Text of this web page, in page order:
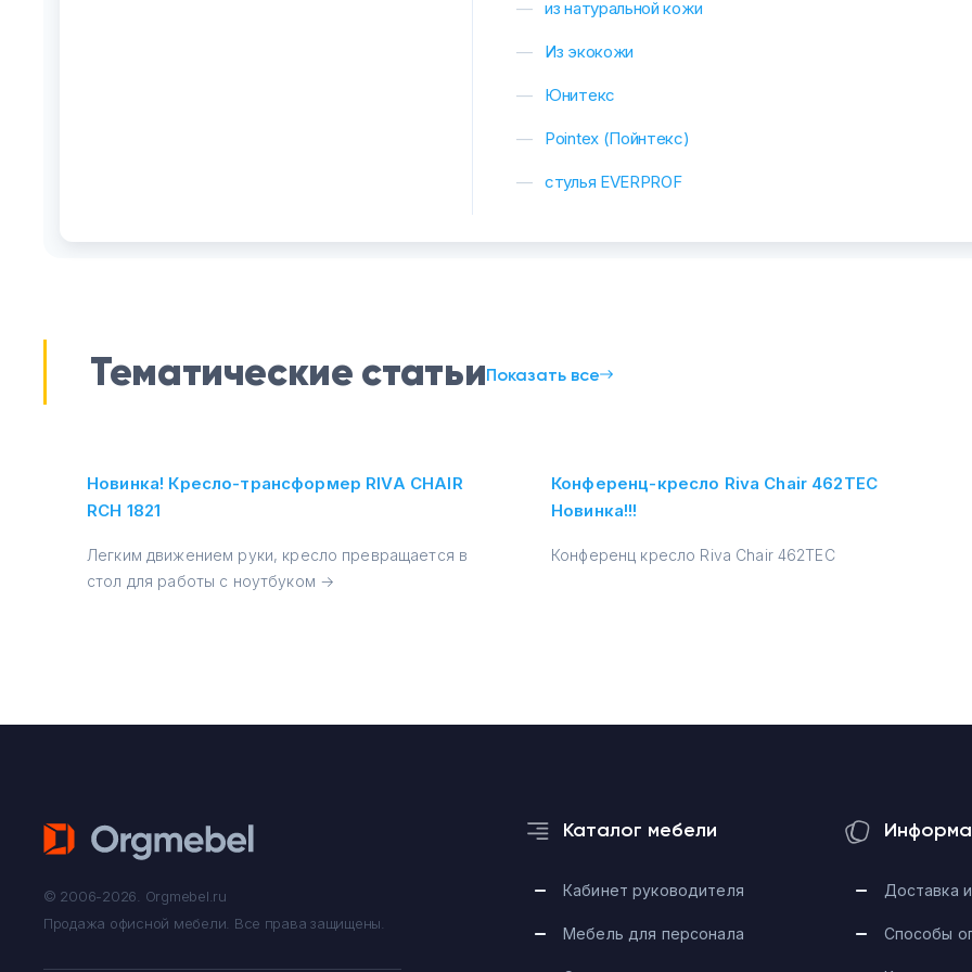
из натуральной кожи
Из экокожи
Юнитекс
Pointex (Пойнтекс)
стулья EVERPROF
Тематические статьиПоказать все
Новинка! Кресло-трансформер RIVA CHAIR
RCH 1821
Легким движением руки, кресло превращается в
стол для работы с ноутбуком →
Конференц-кресло Riva Chair 462TEС
Новинка!!!
Конференц кресло Riva Chair 462TEС
Каталог мебели
Кабинет руководителя
Мебель для персонала
Доставка
Способы
© 2006-2026. Orgmebel.ru
Продажа офисной мебели. Все права защищены.